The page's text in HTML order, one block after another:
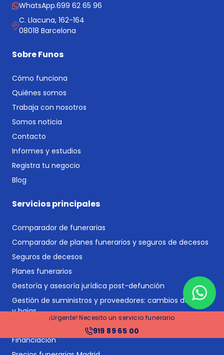
¡Urgente! Necesito un servicio funerario
919 89 65 00
WhatsApp.699 62 65 96
C. Llacuna, 162-164
08018 Barcelona
Sobre Funos
Cómo funciona
Quiénes somos
Trabaja con nosotros
Somos noticia
Contacto
Informes y estudios
Registra tu negocio
Blog
Servicios principales
Comparador de funerarias
Comparador de planes funerarios y seguros de decesos
Seguros de decesos
Planes funerarios
Gestoría y asesoría jurídica post-defunción
Gestión de suministros y proveedores: cambios de titular
y bajas
Tramitación de herencias
Financiación